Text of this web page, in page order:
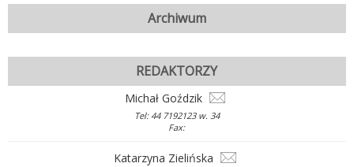
Archiwum
REDAKTORZY
Michał Goździk
Tel: 44 7192123 w. 34
Fax:
Katarzyna Zielińska